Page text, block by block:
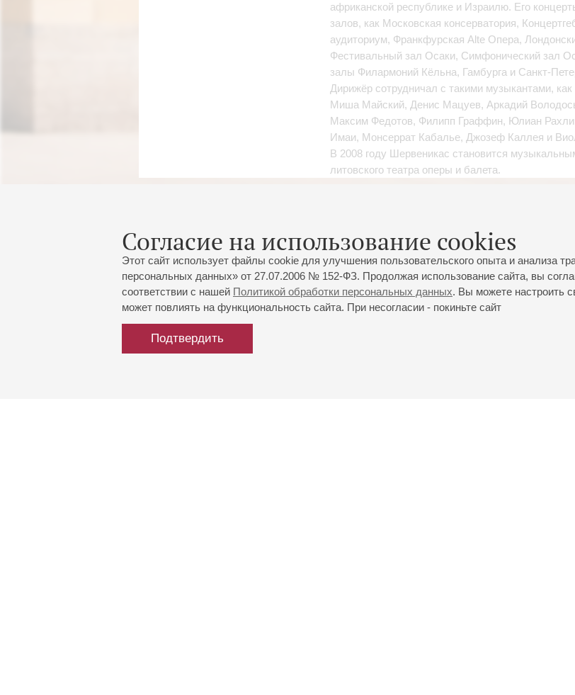
Согласие на использование cookies
Этот сайт использует файлы cookie для улучшения пользовательского опыта и анализа
персональных данных» от 27.07.2006 № 152-ФЗ. Продолжая использование сайта, вы
соответствии с нашей Политикой обработки персональных данных. Вы можете настроить
может повлиять на функциональность сайта. При несогласии - покиньте сайт
Подтвердить
африканской республике и Израилю. Его
залов, как Московская консерватория,
аудиториум, Франкфурская Alte Опера,
Фестивальный зал Осаки, Симфонический зал
залы Филармоний Кёльна, Гамбурга и Санкт-
Дирижёр сотрудничал с такими музыкантами,
Миша Майский, Денис Мацуев, Аркадий
Максим Федотов, Филипп Граффин, Юлиан
Имаи, Монсеррат Кабалье, Джозеф Каллея и
В 2008 году Шервеникас становится
литовского театра оперы и балета.